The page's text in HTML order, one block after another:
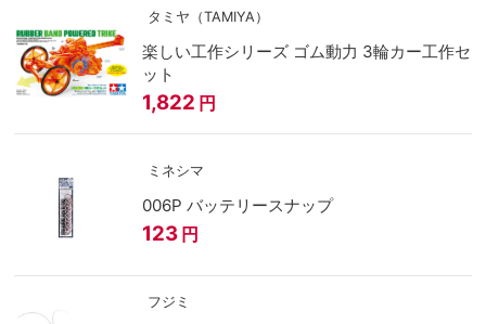
タミヤ（TAMIYA）
楽しい工作シリーズ ゴム動力 3輪カー工作セ
ット
1,822 円
ミネシマ
006P バッテリースナップ
123 円
フジミ